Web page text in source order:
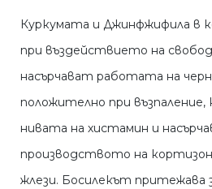
Куркумата и Джинфжифила в
при въздействието на
насърчават работата на
положително при
нивата на хистамин и
производството на
жлези. Босилекът притежава